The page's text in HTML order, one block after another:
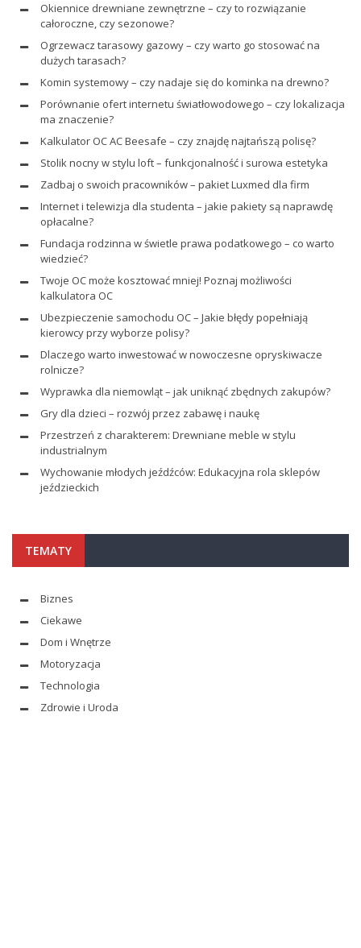
Okiennice drewniane zewnętrzne – czy to rozwiązanie
całoroczne, czy sezonowe?
Ogrzewacz tarasowy gazowy – czy warto go stosować na
dużych tarasach?
Komin systemowy – czy nadaje się do kominka na drewno?
Porównanie ofert internetu światłowodowego – czy lokalizacja
ma znaczenie?
Kalkulator OC AC Beesafe – czy znajdę najtańszą polisę?
Stolik nocny w stylu loft – funkcjonalność i surowa estetyka
Zadbaj o swoich pracowników – pakiet Luxmed dla firm
Internet i telewizja dla studenta – jakie pakiety są naprawdę
opłacalne?
Fundacja rodzinna w świetle prawa podatkowego – co warto
wiedzieć?
Twoje OC może kosztować mniej! Poznaj możliwości
kalkulatora OC
Ubezpieczenie samochodu OC – Jakie błędy popełniają
kierowcy przy wyborze polisy?
Dlaczego warto inwestować w nowoczesne opryskiwacze
rolnicze?
Wyprawka dla niemowląt – jak uniknąć zbędnych zakupów?
Gry dla dzieci – rozwój przez zabawę i naukę
Przestrzeń z charakterem: Drewniane meble w stylu
industrialnym
Wychowanie młodych jeźdźców: Edukacyjna rola sklepów
jeździeckich
TEMATY
Biznes
Ciekawe
Dom i Wnętrze
Motoryzacja
Technologia
Zdrowie i Uroda